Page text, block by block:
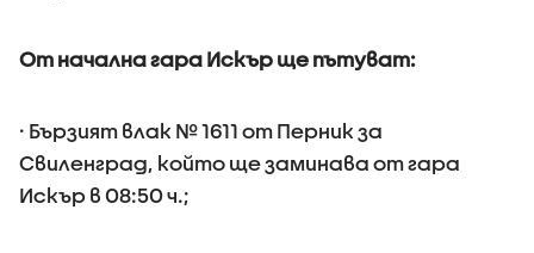
От начална гара Искър ще пътуват:
· Бързият влак № 1611 от Перник за
Свиленград, който ще заминава от гара
Искър в 08:50 ч.;